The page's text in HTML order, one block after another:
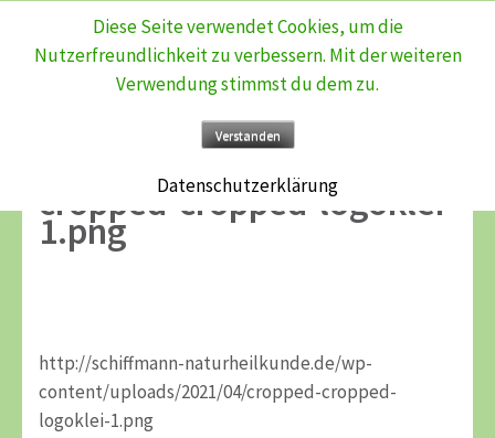
Inhalt
cropped-cropped-logoklei-
1.png
http://schiffmann-naturheilkunde.de/wp-
content/uploads/2021/04/cropped-cropped-
logoklei-1.png
Diese Seite verwendet Cookies, um die
Nutzerfreundlichkeit zu verbessern. Mit der weiteren
Verwendung stimmst du dem zu.
Verstanden
Datenschutzerklärung